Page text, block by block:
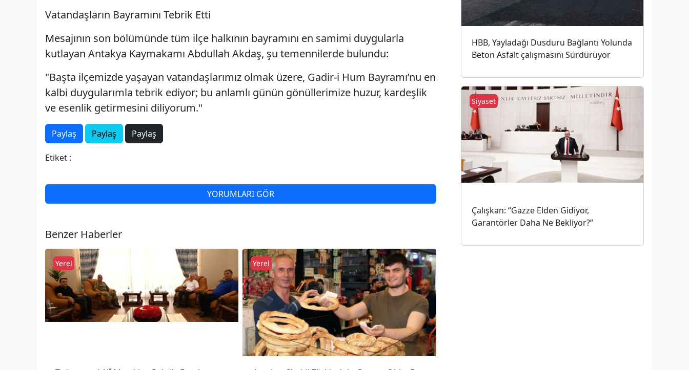
Vatandaşların Bayramını Tebrik Etti
Mesajının son bölümünde tüm ilçe halkının bayramını en samimi duygularla
kutlayan Antakya Kaymakamı Abdullah Akdaş, şu temennilerde bulundu:
"Başta ilçemizde yaşayan vatandaşlarımız olmak üzere, Gadir-i Hum Bayramı’nu en
kalbi duygularımla tebrik ediyor; bu anlamlı günün gönüllerimize huzur, kardeşlik
ve esenlik getirmesini diliyorum."
Paylaş Paylaş Paylaş
Etiket :
YORUMLARI GÖR
Benzer Haberler
Yerel Yerel
HBB, Yayladağı Dusduru Bağlantı Yolunda
Beton Asfalt çalışmasını Sürdürüyor
Çalışkan: “Gazze Elden Gidiyor,
Garantörler Daha Ne Bekliyor?”
Siyaset